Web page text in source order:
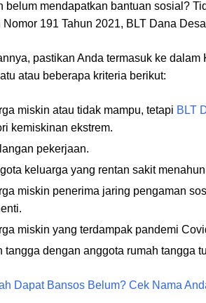
belum mendapatkan bantuan sosial?
Nomor 191 Tahun 2021, BLT Dana
pastikan Anda termasuk ke
atau beberapa kriteria berikut:
miskin atau tidak mampu, tetapi BLT
kemiskinan ekstrem.
pekerjaan.
keluarga yang rentan sakit
miskin penerima jaring pengaman
miskin yang terdampak pandemi
tangga dengan anggota rumah tangga
Dapat Bansos Belum? Cek Nama